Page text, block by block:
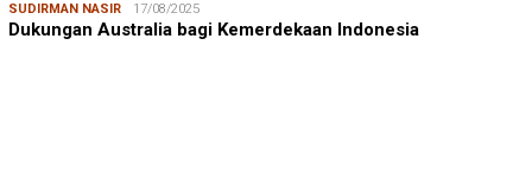
SUDIRMAN NASIR 17/08/2025
Dukungan Australia bagi Kemerdekaan Indonesia